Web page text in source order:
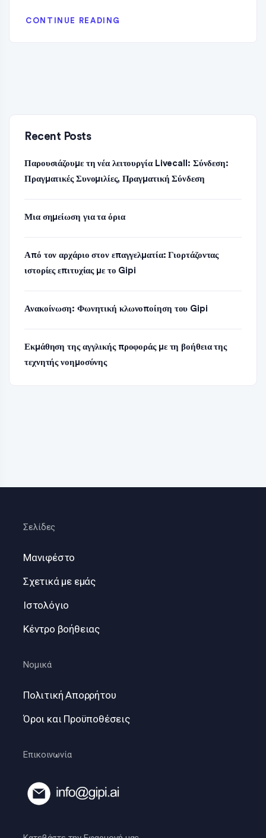
CONTINUE READING
Recent Posts
Παρουσιάζουμε τη νέα λειτουργία Livecall: Σύνδεση:
Πραγματικές Συνομιλίες, Πραγματική Σύνδεση
Μια σημείωση για τα όρια
Από τον αρχάριο στον επαγγελματία: Γιορτάζοντας
ιστορίες επιτυχίας με το Gipi
Ανακοίνωση: Φωνητική κλωνοποίηση του Gipi
Εκμάθηση της αγγλικής προφοράς με τη βοήθεια της
τεχνητής νοημοσύνης
Σελίδες
Μανιφέστο
Σχετικά με εμάς
Ιστολόγιο
Κέντρο βοήθειας
Νομικά
Πολιτική Απορρήτου
Όροι και Προϋποθέσεις
Επικοινωνία